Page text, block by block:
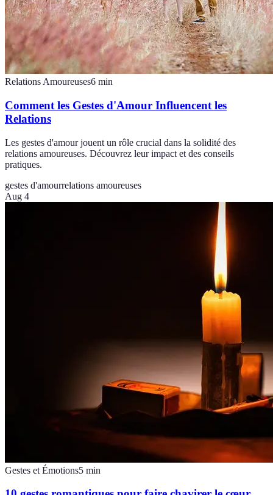
Relations Amoureuses6 min
Comment les Gestes d'Amour Influencent les
Relations
Les gestes d'amour jouent un rôle crucial dans la solidité des
relations amoureuses. Découvrez leur impact et des conseils
pratiques.
gestes d'amourrelations amoureuses
Aug 4
Gestes et Émotions5 min